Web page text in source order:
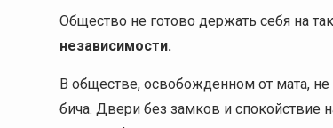
Общество не готово держать себя на
независимости.
В обществе, освобожденном от мата,
бича. Двери без замков и спокойствие